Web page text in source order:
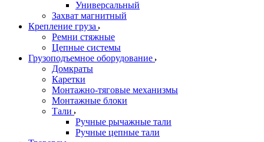
Универсальный
Захват магнитный
Крепление груза
Ремни стяжные
Цепные системы
Грузоподъемное оборудование
Домкраты
Каретки
Монтажно-тяговые механизмы
Монтажные блоки
Тали
Ручные рычажные тали
Ручные цепные тали